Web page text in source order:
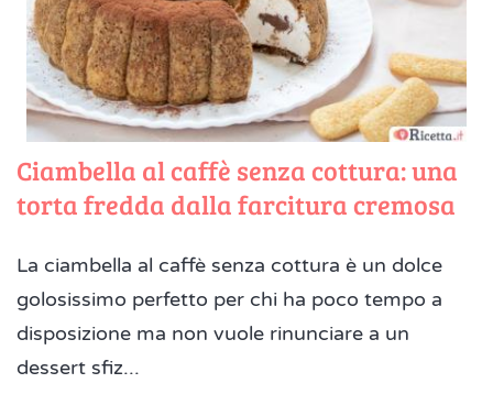
Ciambella al caffè senza cottura: una
torta fredda dalla farcitura cremosa
La ciambella al caffè senza cottura è un dolce
golosissimo perfetto per chi ha poco tempo a
disposizione ma non vuole rinunciare a un
dessert sfiz...